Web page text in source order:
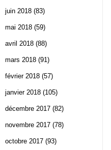
juin 2018 (83)
mai 2018 (59)
avril 2018 (88)
mars 2018 (91)
février 2018 (57)
janvier 2018 (105)
décembre 2017 (82)
novembre 2017 (78)
octobre 2017 (93)